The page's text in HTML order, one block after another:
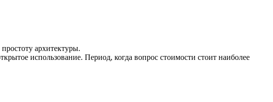
архитектуры.
использование. Период, когда вопрос стоимости стоит наиболее